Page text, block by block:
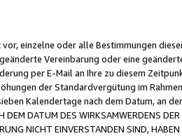
einzelne oder alle Bestimmungen
Vereinbarung oder eine
per E-Mail an Ihre zu diesem
der Standardvergütung im
Kalendertage nach dem Datum, an
DEM DATUM DES WIRKSAMWERDENS
NICHT EINVERSTANDEN SIND,